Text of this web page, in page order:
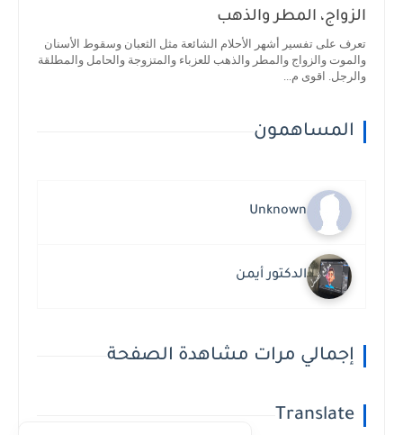
الزواج، المطر والذهب
تعرف على تفسير أشهر الأحلام الشائعة مثل الثعبان وسقوط الأسنان
والموت والزواج والمطر والذهب للعزباء والمتزوجة والحامل والمطلقة
والرجل. اقوى م...
المساهمون
Unknown
الدكتور أيمن
إجمالي مرات مشاهدة الصفحة
Translate